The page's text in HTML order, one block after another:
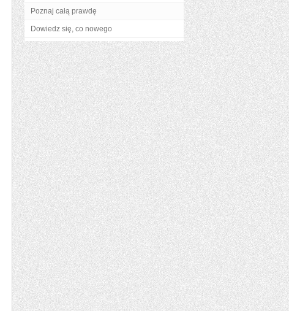
Poznaj całą prawdę
Dowiedz się, co nowego